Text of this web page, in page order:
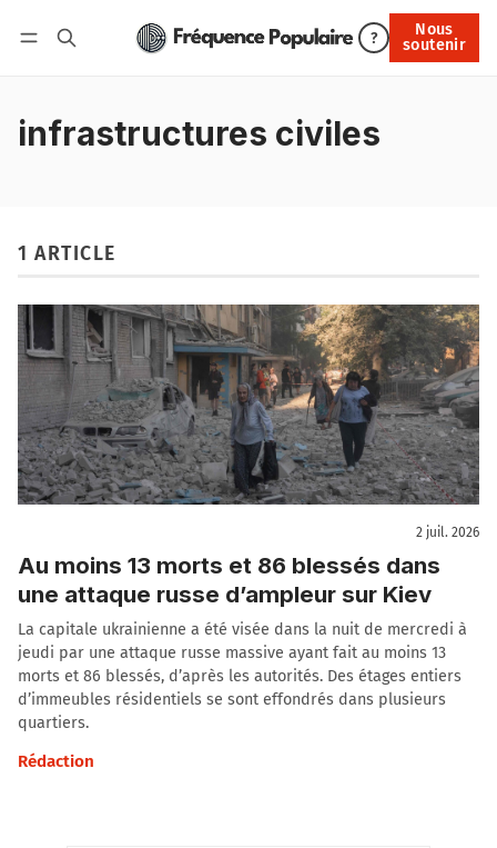
?
Nous
soutenir
Nous soutenir
infrastructures civiles
1 ARTICLE
2 juil. 2026
Au moins 13 morts et 86 blessés dans
une attaque russe d’ampleur sur Kiev
La capitale ukrainienne a été visée dans la nuit de mercredi à
jeudi par une attaque russe massive ayant fait au moins 13
morts et 86 blessés, d’après les autorités. Des étages entiers
d’immeubles résidentiels se sont effondrés dans plusieurs
quartiers.
Rédaction